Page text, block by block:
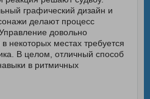
графический дизайн и
делают процесс
довольно
некоторых местах требуется
В целом, отличный способ
в ритмичных